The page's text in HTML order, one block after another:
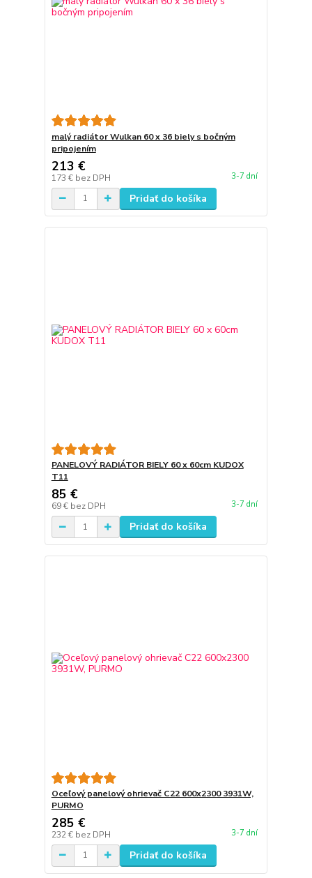
malý radiátor Wulkan 60 x 36 biely s bočným
pripojením
213 €
173 € bez DPH 3-7 dní
Pridať do košíka
PANELOVÝ RADIÁTOR BIELY 60 x 60cm KUDOX
T11
85 €
69 € bez DPH 3-7 dní
Pridať do košíka
Oceľový panelový ohrievač C22 600x2300 3931W,
PURMO
285 €
232 € bez DPH 3-7 dní
Pridať do košíka